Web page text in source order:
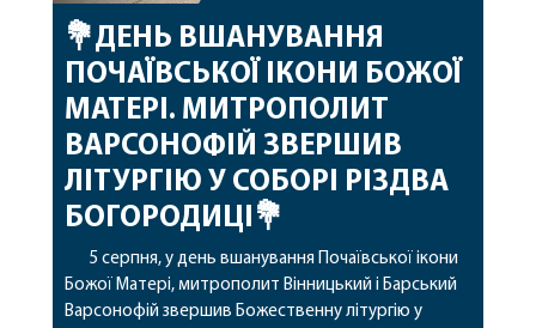
💐ДЕНЬ ВШАНУВАННЯ
ПОЧАЇВСЬКОЇ ІКОНИ БОЖОЇ
МАТЕРІ. МИТРОПОЛИТ
ВАРСОНОФІЙ ЗВЕРШИВ
ЛІТУРГІЮ У СОБОРІ РІЗДВА
БОГОРОДИЦІ💐
5 серпня, у день вшанування Почаївської ікони
Божої Матері, митрополит Вінницький і Барський
Варсонофій звершив Божественну літургію у